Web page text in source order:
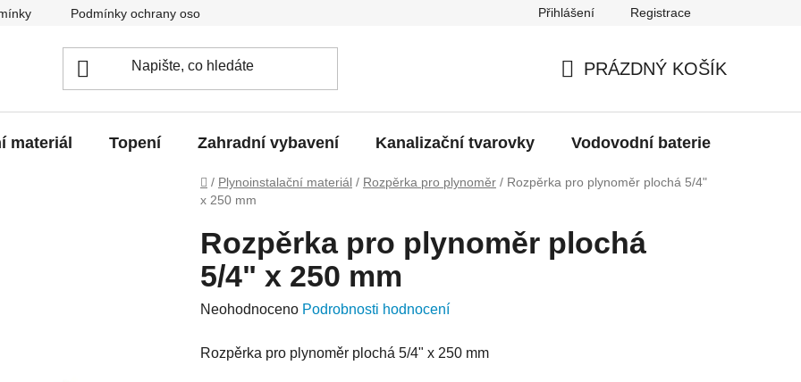
Podmínky ochrany osobních údajů Přihlášení Registrace
KOŠÍK
PRÁZDNÝ KOŠÍK
materiál Topení Zahradní vybavení Kanalizační tvarovky Vodovodní baterie
Domů
/ Plynoinstalační materiál / Rozpěrka pro plynoměr / Rozpěrka pro plynoměr plochá 5/4"
x 250 mm
Rozpěrka pro plynoměr plochá
5/4" x 250 mm
Průměrné
produktu
Neohodnoceno Podrobnosti hodnocení
Rozpěrka pro plynoměr plochá 5/4" x 250 mm